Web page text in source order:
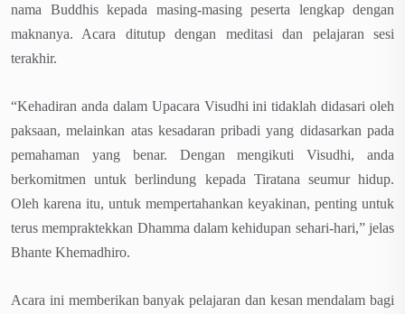
nama Buddhis kepada masing-masing peserta lengkap dengan
maknanya. Acara ditutup dengan meditasi dan pelajaran sesi
terakhir.
“Kehadiran anda dalam Upacara Visudhi ini tidaklah didasari oleh
paksaan, melainkan atas kesadaran pribadi yang didasarkan pada
pemahaman yang benar. Dengan mengikuti Visudhi, anda
berkomitmen untuk berlindung kepada Tiratana seumur hidup.
Oleh karena itu, untuk mempertahankan keyakinan, penting untuk
terus mempraktekkan Dhamma dalam kehidupan sehari-hari,” jelas
Bhante Khemadhiro.
Acara ini memberikan banyak pelajaran dan kesan mendalam bagi